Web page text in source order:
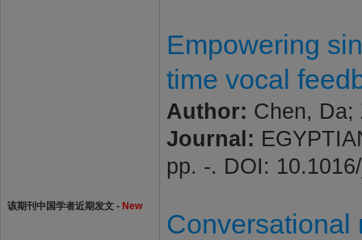
该期刊中国学者近期发文 - New
Empowering
time vocal
Author: Chen, Da;
Journal:
pp. -. DOI:
Conversational